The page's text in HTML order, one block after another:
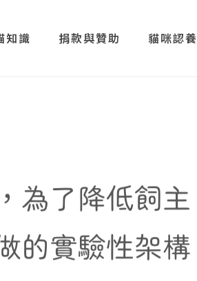
知識 捐款與贊助 貓咪認養
為了降低飼主
的實驗性架構